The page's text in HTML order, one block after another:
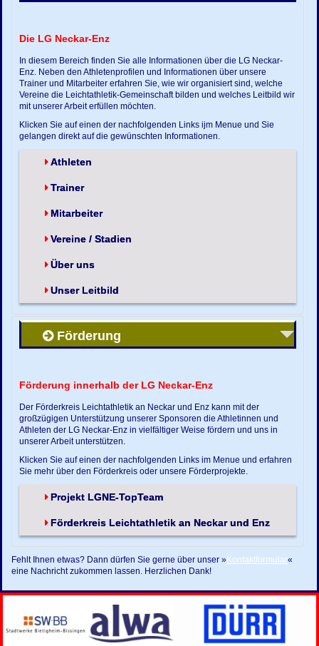
Die LG Neckar-Enz
In diesem Bereich finden Sie alle Informationen über die LG Neckar-
Enz. Neben den Athletenprofilen und Informationen über unsere
Trainer und Mitarbeiter erfahren Sie, wie wir organisiert sind, welche
Vereine die Leichtathletik-Gemeinschaft bilden und welches Leitbild wir
mit unserer Arbeit erfüllen möchten.
Klicken Sie auf einen der nachfolgenden Links ijm Menue und Sie
gelangen direkt auf die gewünschten Informationen.
Athleten
Trainer
Mitarbeiter
Vereine / Stadien
Über uns
Unser Leitbild
Förderung
Förderung innerhalb der LG Neckar-Enz
Der Förderkreis Leichtathletik an Neckar und Enz kann mit der
großzügigen Unterstützung unserer Sponsoren die Athletinnen und
Athleten der LG Neckar-Enz in vielfältiger Weise fördern und uns in
unserer Arbeit unterstützen.
Klicken Sie auf einen der nachfolgenden Links im Menue und erfahren
Sie mehr über den Förderkreis oder unsere Förderprojekte.
Projekt LGNE-TopTeam
Förderkreis Leichtathletik an Neckar und Enz
Fehlt Ihnen etwas? Dann dürfen Sie gerne über unser »Kontaktformular«
eine Nachricht zukommen lassen. Herzlichen Dank!